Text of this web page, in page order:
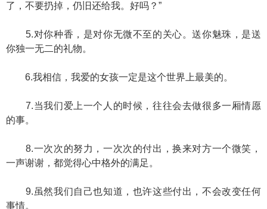
了，不要扔掉，仍旧还给我。好吗？”
5.对你种香，是对你无微不至的关心。送你魅珠，是送
你独一无二的礼物。
6.我相信，我爱的女孩一定是这个世界上最美的。
7.当我们爱上一个人的时候，往往会去做很多一厢情愿
的事。
8.一次次的努力，一次次的付出，换来对方一个微笑，
一声谢谢，都觉得心中格外的满足。
9.虽然我们自己也知道，也许这些付出，不会改变任何
事情。